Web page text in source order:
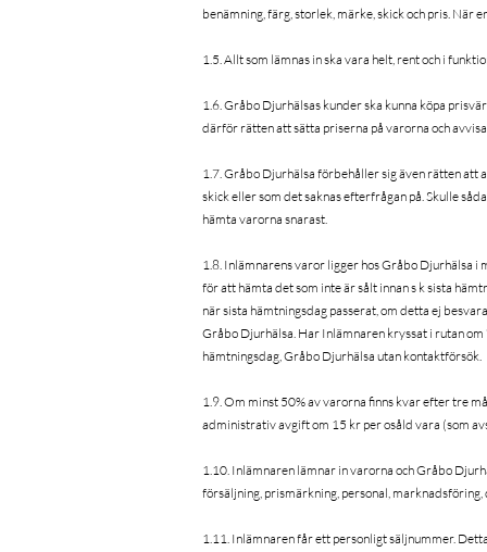
benämning, färg, storlek, märke, skick och pris. När
1.5. Allt som lämnas in ska vara helt, rent och i
1.6. Gråbo Djurhälsas kunder ska kunna köpa
därför rätten att sätta priserna på varorna och
1.7. Gråbo Djurhälsa förbehåller sig även rätten att
skick eller som det saknas efterfrågan på. Skulle
hämta varorna snarast.
1.8. Inlämnarens varor ligger hos Gråbo Djurhälsa
för att hämta det som inte är sålt innan s k sista
när sista hämtningsdag passerat, om detta ej
Gråbo Djurhälsa. Har Inlämnaren kryssat i rutan
hämtningsdag, Gråbo Djurhälsa utan kontaktförsök.
1.9. Om minst 50% av varorna finns kvar efter tre
administrativ avgift om 15 kr per osåld vara (som
1.10. Inlämnaren lämnar in varorna och Gråbo
försäljning, prismärkning, personal,
1.11. Inlämnaren får ett personligt säljnummer.